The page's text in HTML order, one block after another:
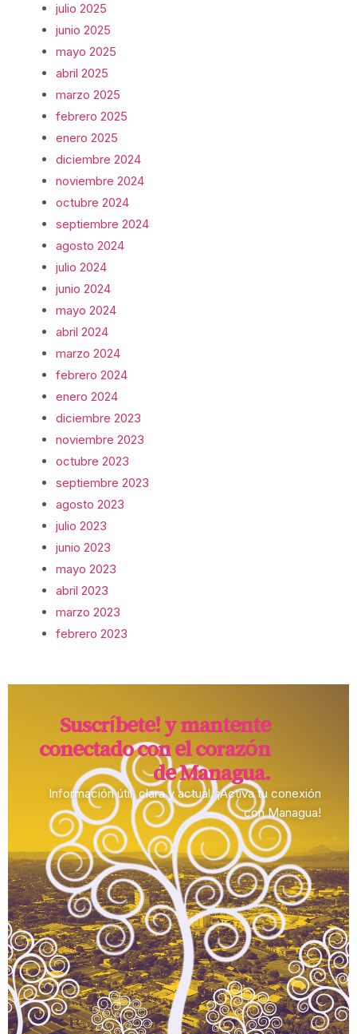
julio 2025
junio 2025
mayo 2025
abril 2025
marzo 2025
febrero 2025
enero 2025
diciembre 2024
noviembre 2024
octubre 2024
septiembre 2024
agosto 2024
julio 2024
junio 2024
mayo 2024
abril 2024
marzo 2024
febrero 2024
enero 2024
diciembre 2023
noviembre 2023
octubre 2023
septiembre 2023
agosto 2023
julio 2023
junio 2023
mayo 2023
abril 2023
marzo 2023
febrero 2023
Suscríbete! y mantente
conectado con el corazón
de Managua.​
Información útil, clara y actual. ¡Activa tu conexión
con Managua!